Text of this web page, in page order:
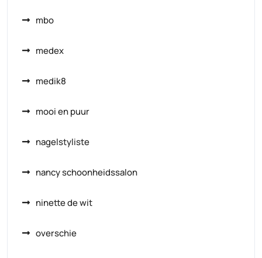
mbo
medex
medik8
mooi en puur
nagelstyliste
nancy schoonheidssalon
ninette de wit
overschie